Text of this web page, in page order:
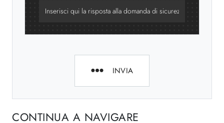
INVIA
CONTINUA A NAVIGARE